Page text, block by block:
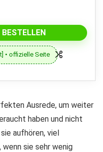
BESTELLEN
• offizielle Seite
Ausrede, um weiter
haben und nicht
aufhören, viel
sie sehr wenig